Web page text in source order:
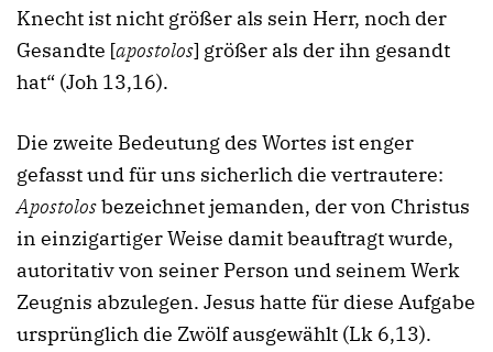
Knecht ist nicht größer als sein Herr, noch der
Gesandte [apostolos] größer als der ihn gesandt
hat“ (Joh 13,16).
Die zweite Bedeutung des Wortes ist enger
gefasst und für uns sicherlich die vertrautere:
Apostolosbezeichnet jemanden, der von Christus
in einzigartiger Weise damit beauftragt wurde,
autoritativ von seiner Person und seinem Werk
Zeugnis abzulegen. Jesus hatte für diese Aufgabe
ursprünglich die Zwölf ausgewählt (Lk 6,13).